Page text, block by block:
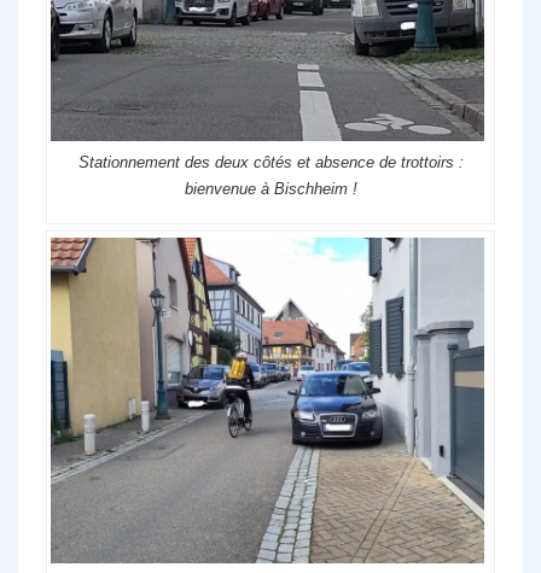
Stationnement des deux côtés et absence de trottoirs :
bienvenue à Bischheim !